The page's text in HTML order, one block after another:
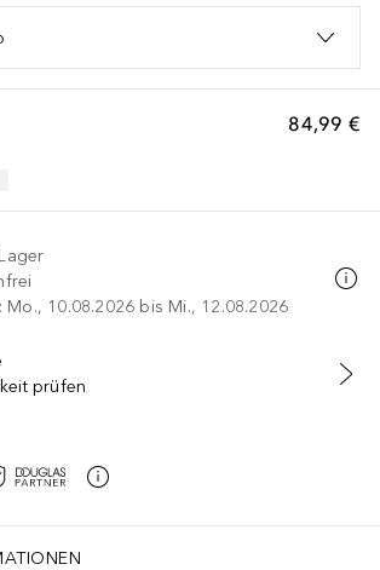
84,99 €
Mo., 10.08.2026 bis Mi., 12.08.2026
IN DEN WARENKORB
prüfen